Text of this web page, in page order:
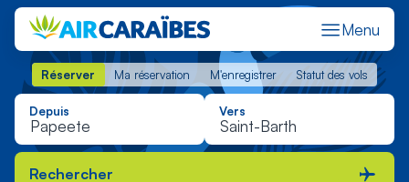
Menu
Réserver Ma réservation M'enregistrer Statut des vols
Réserver Ma réservation M'enregistrer Statut des vols
Depuis Vers
Rechercher